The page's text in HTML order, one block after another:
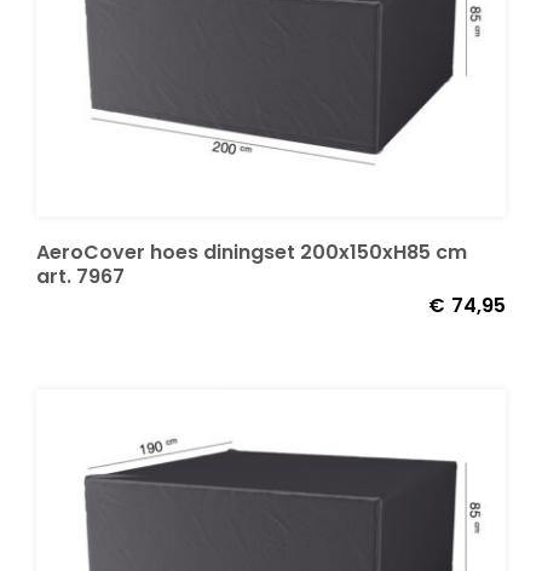
AeroCover hoes diningset 200x150xH85 cm
art. 7967
€ 74,95